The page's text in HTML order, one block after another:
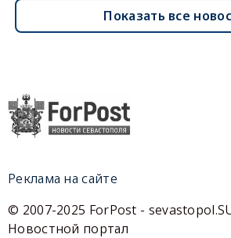
Показать все
Реклама на сайте
© 2007-2025 ForPost -
Новостной портал